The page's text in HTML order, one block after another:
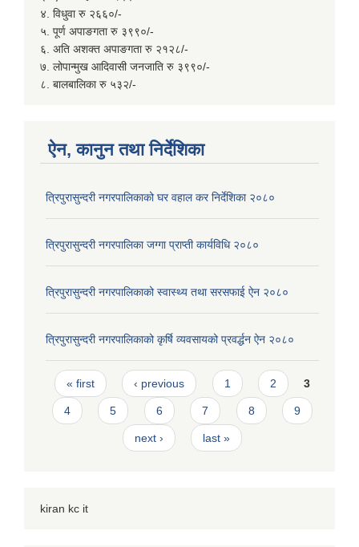
४. विधुवा रु २६६०/-
५. पूर्ण अपाङगता रु ३९९०/-
६. अति अशक्त अपाङगता रु २१२८/-
७. लोपान्मुख आदिवासी जनजाति रु ३९९०/-
८. बालबालिका रु ५३२/-
ऐन, कानुन तथा निर्देशिका
त्रिपुरासुन्दरी नगरपालिकाको घर वहाल कर निर्देशिका २०८०
त्रिपुरासुन्दरी नगरपालिका जग्गा प्राप्ती कार्यविधि २०८०
त्रिपुरासुन्दरी नगरपालिकाको स्वास्थ्य तथा सरसफाई ऐन २०८०
त्रिपुरासुन्दरी नगरपालिकाको कृर्षि व्यवसायको प्रवर्द्धन ऐन २०८०
Pages
« first ‹ previous 1 2 3
4 5 6 7 8 9
next › last »
kiran kc it